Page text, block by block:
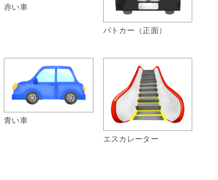
赤い車
パトカー（正面）
青い車
エスカレーター